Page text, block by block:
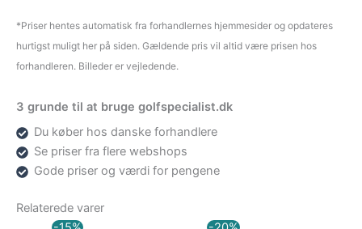
*Priser hentes automatisk fra forhandlernes hjemmesider og opdateres
hurtigst muligt her på siden. Gældende pris vil altid være prisen hos
forhandleren. Billeder er vejledende.
3 grunde til at bruge golfspecialist.dk
Du køber hos danske forhandlere
Se priser fra flere webshops
Gode priser og værdi for pengene
Relaterede varer
Den
Den